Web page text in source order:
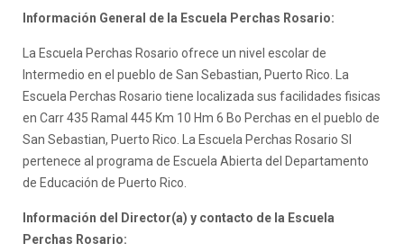
Información General de la Escuela Perchas Rosario:
La Escuela Perchas Rosario ofrece un nivel escolar de
Intermedio en el pueblo de San Sebastian, Puerto Rico. La
Escuela Perchas Rosario tiene localizada sus facilidades fisicas
en Carr 435 Ramal 445 Km 10 Hm 6 Bo Perchas en el pueblo de
San Sebastian, Puerto Rico. La Escuela Perchas Rosario SI
pertenece al programa de Escuela Abierta del Departamento
de Educación de Puerto Rico.
Información del Director(a) y contacto de la Escuela
Perchas Rosario: